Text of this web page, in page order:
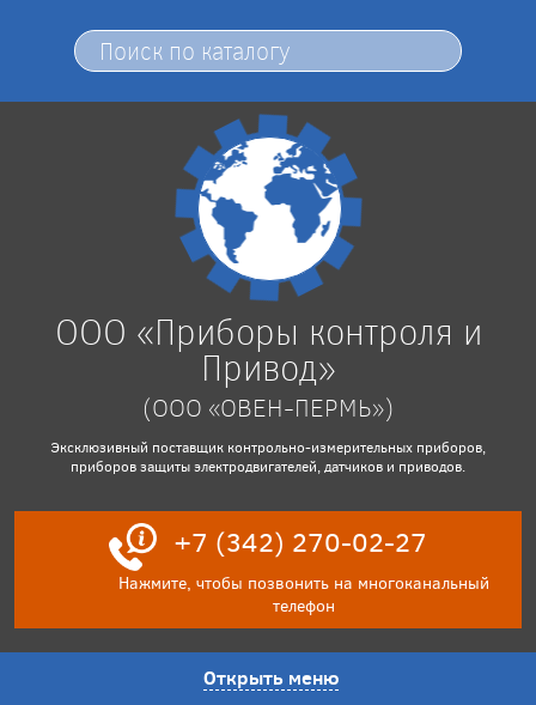
ООО «Приборы контроля и
Привод»
(ООО «ОВЕН-ПЕРМЬ»)
Эксклюзивный поставщик контрольно-измерительных приборов,
приборов защиты электродвигателей, датчиков и приводов.
+7 (342) 270-02-27
Нажмите, чтобы позвонить на многоканальный
телефон
Открыть меню